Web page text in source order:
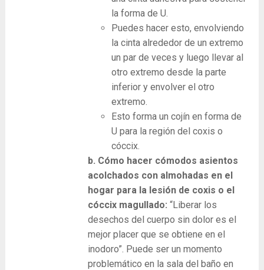
la forma de U.
Puedes hacer esto, envolviendo
la cinta alrededor de un extremo
un par de veces y luego llevar al
otro extremo desde la parte
inferior y envolver el otro
extremo.
Esto forma un cojín en forma de
U para la región del coxis o
cóccix.
b. Cómo hacer cómodos asientos
acolchados con almohadas en el
hogar para la lesión de coxis o el
cóccix magullado: “Liberar los
desechos del cuerpo sin dolor es el
mejor placer que se obtiene en el
inodoro”. Puede ser un momento
problemático en la sala del baño en